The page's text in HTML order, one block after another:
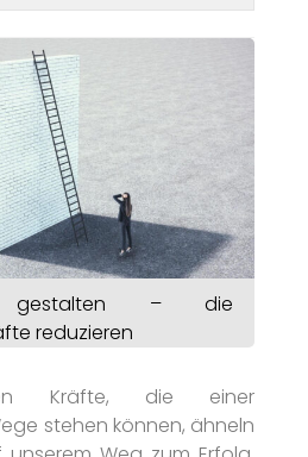
gestalten – die
reduzieren
Kräfte, die einer
stehen können, ähneln